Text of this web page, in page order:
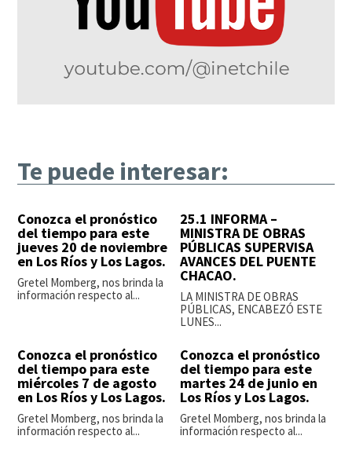
Te puede interesar:
Conozca el pronóstico
del tiempo para este
jueves 20 de noviembre
en Los Ríos y Los Lagos.
Gretel Momberg, nos brinda la
información respecto al...
25.1 INFORMA –
MINISTRA DE OBRAS
PÚBLICAS SUPERVISA
AVANCES DEL PUENTE
CHACAO.
LA MINISTRA DE OBRAS
PÚBLICAS, ENCABEZÓ ESTE
LUNES...
Conozca el pronóstico
del tiempo para este
miércoles 7 de agosto
en Los Ríos y Los Lagos.
Gretel Momberg, nos brinda la
información respecto al...
Conozca el pronóstico
del tiempo para este
martes 24 de junio en
Los Ríos y Los Lagos.
Gretel Momberg, nos brinda la
información respecto al...